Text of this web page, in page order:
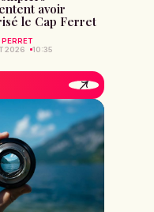
avoir
le Cap Ferret
2026
10:35